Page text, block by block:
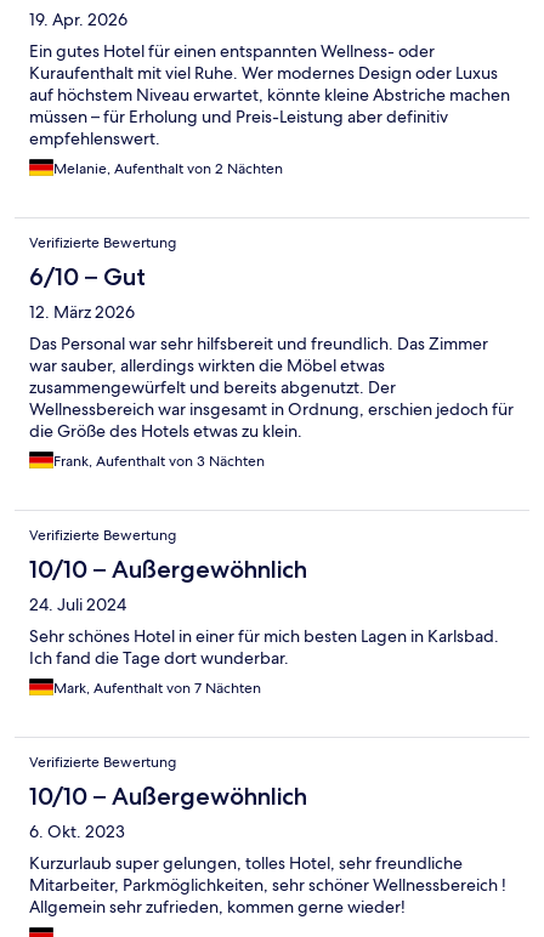
19. Apr. 2026
Ein gutes Hotel für einen entspannten Wellness- oder
Kuraufenthalt mit viel Ruhe. Wer modernes Design oder Luxus
auf höchstem Niveau erwartet, könnte kleine Abstriche machen
müssen – für Erholung und Preis-Leistung aber definitiv
empfehlenswert.
Melanie, Aufenthalt von 2 Nächten
Verifizierte Bewertung
6/10 – Gut
12. März 2026
Das Personal war sehr hilfsbereit und freundlich. Das Zimmer
war sauber, allerdings wirkten die Möbel etwas
zusammengewürfelt und bereits abgenutzt. Der
Wellnessbereich war insgesamt in Ordnung, erschien jedoch für
die Größe des Hotels etwas zu klein.
Frank, Aufenthalt von 3 Nächten
Verifizierte Bewertung
10/10 – Außergewöhnlich
24. Juli 2024
Sehr schönes Hotel in einer für mich besten Lagen in Karlsbad.
Ich fand die Tage dort wunderbar.
Mark, Aufenthalt von 7 Nächten
Verifizierte Bewertung
10/10 – Außergewöhnlich
6. Okt. 2023
Kurzurlaub super gelungen, tolles Hotel, sehr freundliche
Mitarbeiter, Parkmöglichkeiten, sehr schöner Wellnessbereich !
Allgemein sehr zufrieden, kommen gerne wieder!